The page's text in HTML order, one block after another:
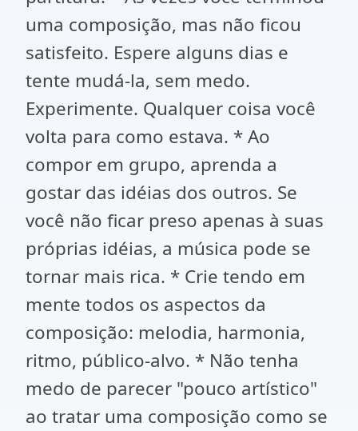
uma composição, mas não ficou
satisfeito. Espere alguns dias e
tente mudá-la, sem medo.
Experimente. Qualquer coisa você
volta para como estava. * Ao
compor em grupo, aprenda a
gostar das idéias dos outros. Se
você não ficar preso apenas à suas
próprias idéias, a música pode se
tornar mais rica. * Crie tendo em
mente todos os aspectos da
composição: melodia, harmonia,
ritmo, público-alvo. * Não tenha
medo de parecer "pouco artístico"
ao tratar uma composição como se